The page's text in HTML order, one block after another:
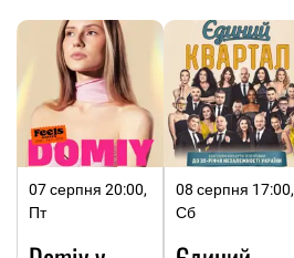
07 серпня 20:00,
Пт
08 серпня 17:00,
Сб